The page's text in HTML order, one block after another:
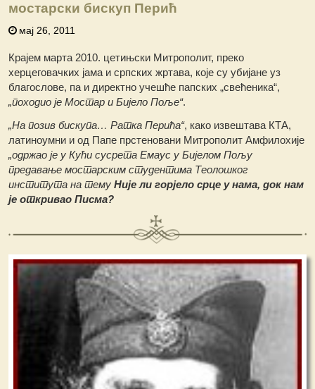
мостарски бискуп Перић
мај 26, 2011
Крајем марта 2010. цетињски Митрополит, преко
херцеговачких јама и српских жртава, које су убијане уз
благослове, па и директно учешће папских „свећеника“,
„походио је Мостар и Бијело Поље“.
„На позив бискупа… Ратка Перића“, како извештава КТА,
латиноумни и од Папе прстеновани Митрополит Амфилохије
„одржао је у Кући сусрета Емаус у Бијелом Пољу
предавање мостарским студентима Теолошког
института на темуНије ли горјело срце у нама, док нам
је откривао Писма?